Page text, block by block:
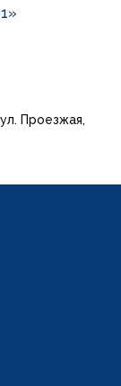
Проезжая,